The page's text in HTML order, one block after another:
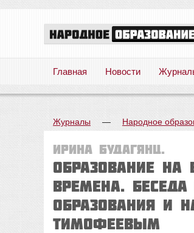
Главная Новости
Журналы — Народное
Ирина Будагянц.
ОБРАЗОВАНИЕ НА
ВРЕМЕНА.
образования и
Тимофеевым